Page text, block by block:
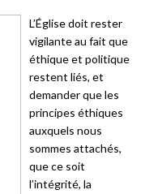
L’Église doit rester
vigilante au fait que
éthique et politique
restent liés, et
demander que les
principes éthiques
auxquels nous
sommes attachés,
que ce soit
l’intégrité, la